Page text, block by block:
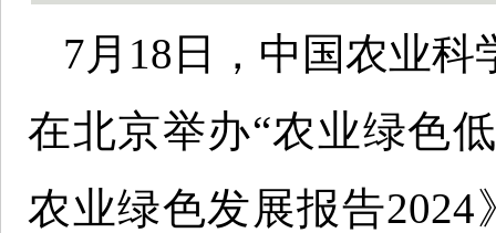
7月18日，中国农业
在北京举办“农业绿色
农业绿色发展报告